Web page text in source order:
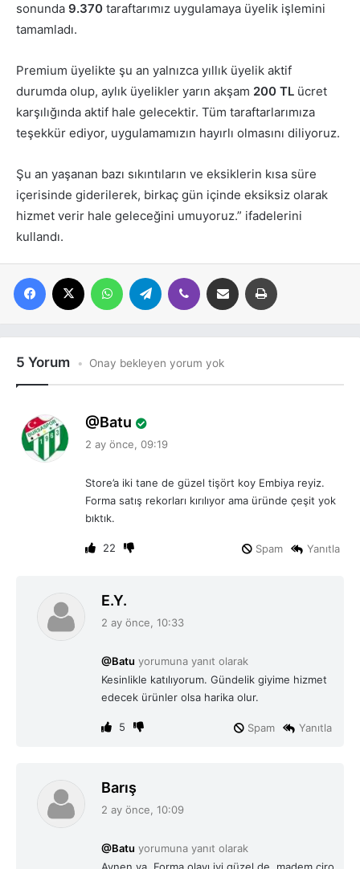
sonunda 9.370 taraftarımız uygulamaya üyelik işlemini
tamamladı.
Premium üyelikte şu an yalnızca yıllık üyelik aktif
durumda olup, aylık üyelikler yarın akşam 200 TL ücret
karşılığında aktif hale gelecektir. Tüm taraftarlarımıza
teşekkür ediyor, uygulamamızın hayırlı olmasını diliyoruz.
Şu an yaşanan bazı sıkıntıların ve eksiklerin kısa süre
içerisinde giderilerek, birkaç gün içinde eksiksiz olarak
hizmet verir hale geleceğini umuyoruz.” ifadelerini
kullandı.
Facebook WhatsAppTelegram Viber E-posta ile paylaş
5 Yorum Onay bekleyen yorum yok
Batu
2 ay önce, 09:19
Store’a iki tane de güzel tişört koy Embiya reyiz.
Forma satış rekorları kırılıyor ama üründe çeşit yok
bıktık.
22 Yanıtla
Spam
E.Y.
2 ay önce, 10:33
@Batu yorumuna yanıt olarak
Kesinlikle katılıyorum. Gündelik giyime hizmet
edecek ürünler olsa harika olur.
5 Yanıtla
Spam
Barış
k
2 ay önce, 10:09
@Batu yorumuna yanıt olarak